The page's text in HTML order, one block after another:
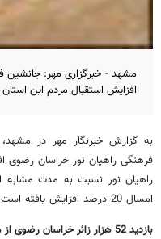
مشهد - خبرگزاری مهر: جانشین
افزایش استقبال مردم این استان
به گزارش خبرنگار مهر در
فرهنگی راهیان نور خراسان رضوی
راهیان نور نسبت به مدت مشابه
امسال 20 درصد افزایش یافته است.
بازدید 52 هزار زائر خراسان رضوی از مناطق عملیاتی هشت سال دفاع مقدس